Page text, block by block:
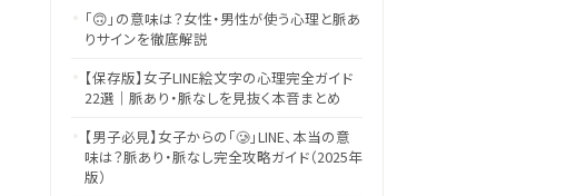
「🙃」の意味は？女性・男性が使う心理と脈あ
りサインを徹底解説
【保存版】女子LINE絵文字の心理完全ガイド
22選｜脈あり・脈なしを見抜く本音まとめ
【男子必見】女子からの「🥲」LINE、本当の意
味は？脈あり・脈なし完全攻略ガイド（2025年
版）